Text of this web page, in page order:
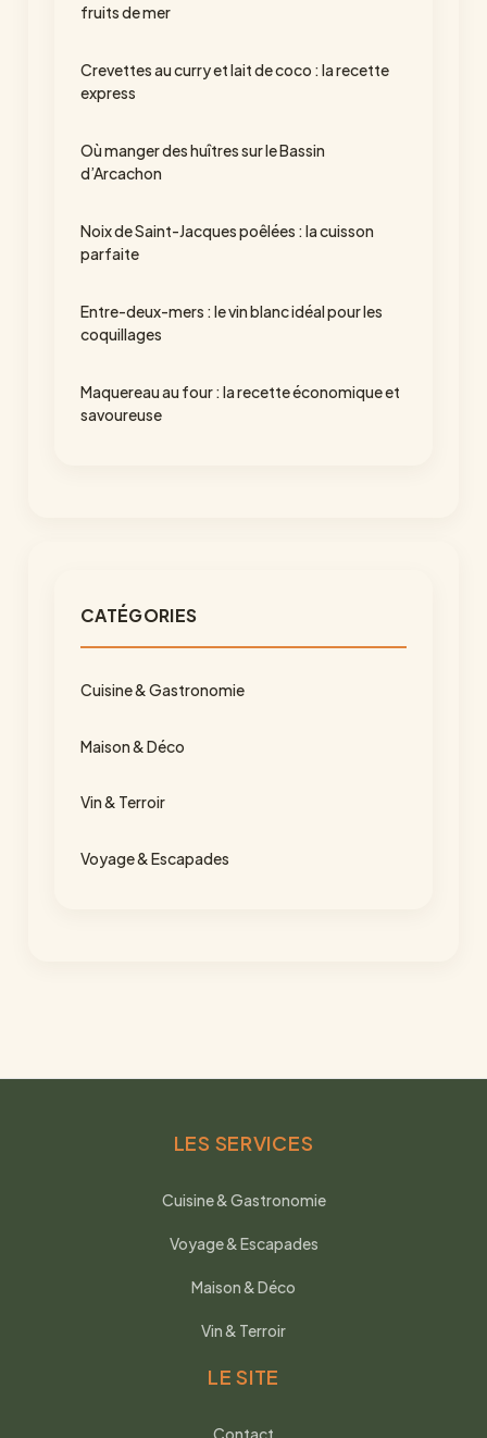
fruits de mer
Crevettes au curry et lait de coco : la recette
express
Où manger des huîtres sur le Bassin
d’Arcachon
Noix de Saint-Jacques poêlées : la cuisson
parfaite
Entre-deux-mers : le vin blanc idéal pour les
coquillages
Maquereau au four : la recette économique et
savoureuse
CATÉGORIES
Cuisine & Gastronomie
Maison & Déco
Vin & Terroir
Voyage & Escapades
LES SERVICES
Cuisine & Gastronomie
Voyage & Escapades
Maison & Déco
Vin & Terroir
LE SITE
Contact